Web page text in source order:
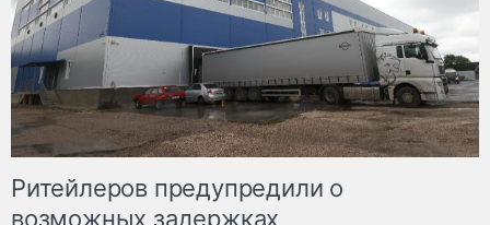
Ритейлеров предупредили о
возможных задержках